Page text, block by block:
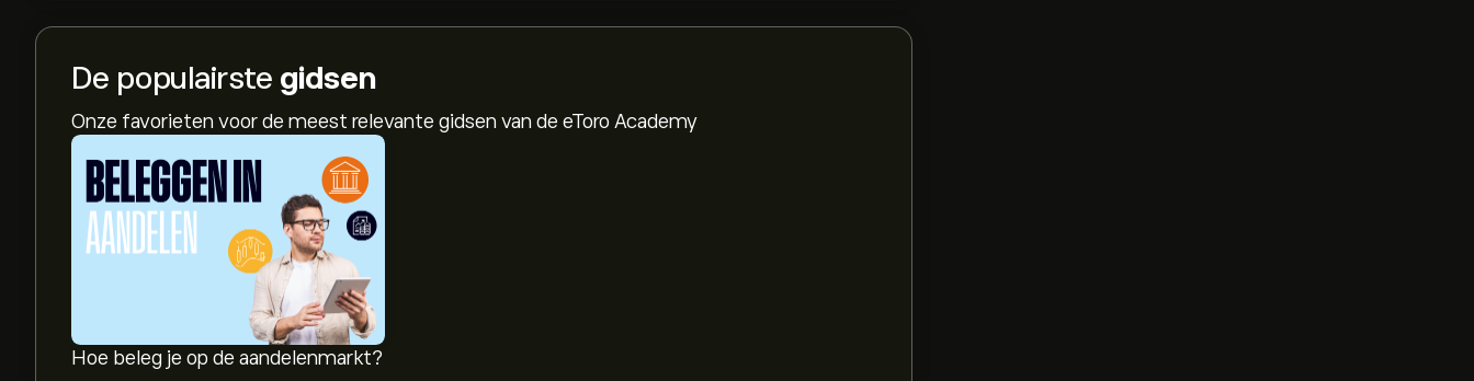
De populairste gidsen
Onze favorieten voor de meest relevante gidsen van de eToro Academy
Hoe beleg je op de aandelenmarkt?